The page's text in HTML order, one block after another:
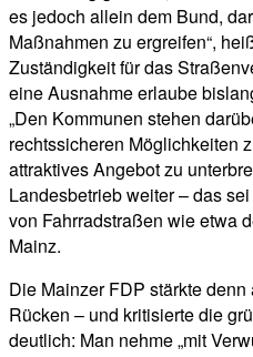
es jedoch allein dem Bund,
Maßnahmen zu ergreifen“,
Zuständigkeit für das
eine Ausnahme erlaube
„Den Kommunen stehen
rechtssicheren Möglichkeiten
attraktives Angebot zu
Landesbetrieb weiter – das
von Fahrradstraßen wie etwa
Mainz.
Die Mainzer FDP stärkte
Rücken – und kritisierte die
deutlich: Man nehme „mit